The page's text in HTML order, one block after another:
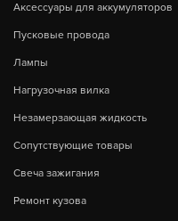
Аксессуары для аккумуляторов
Пусковые провода
Лампы
Нагрузочная вилка
Незамерзающая жидкость
Сопутствующие товары
Свеча зажигания
Ремонт кузова